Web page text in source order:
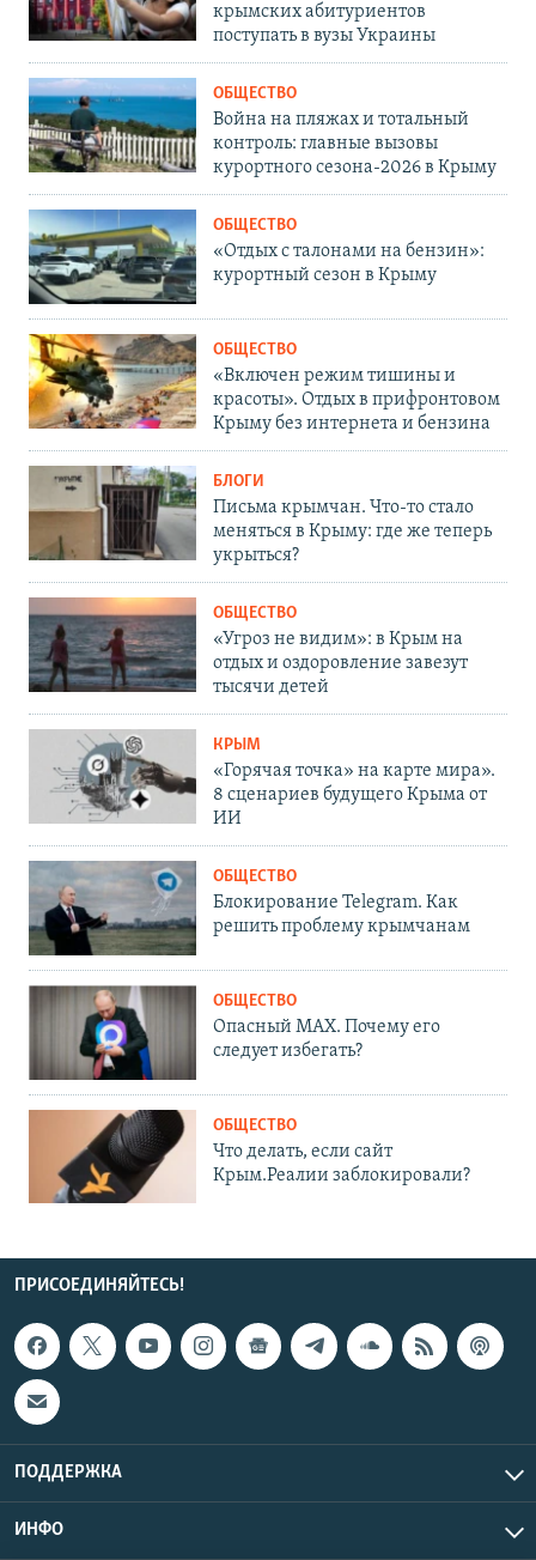
крымских абитуриентов
поступать в вузы Украины
ОБЩЕСТВО
Война на пляжах и тотальный
контроль: главные вызовы
курортного сезона-2026 в Крыму
ОБЩЕСТВО
«Отдых с талонами на бензин»:
курортный сезон в Крыму
ОБЩЕСТВО
«Включен режим тишины и
красоты». Отдых в прифронтовом
Крыму без интернета и бензина
БЛОГИ
Письма крымчан. Что-то стало
меняться в Крыму: где же теперь
укрыться?
ОБЩЕСТВО
«Угроз не видим»: в Крым на
отдых и оздоровление завезут
тысячи детей
КРЫМ
«Горячая точка» на карте мира».
8 сценариев будущего Крыма от
ИИ
ОБЩЕСТВО
Блокирование Telegram. Как
решить проблему крымчанам
ОБЩЕСТВО
Опасный MAX. Почему его
следует избегать?
ОБЩЕСТВО
Что делать, если сайт
Крым.Реалии заблокировали?
ПРИСОЕДИНЯЙТЕСЬ!
ПОДДЕРЖКА
ИНФО